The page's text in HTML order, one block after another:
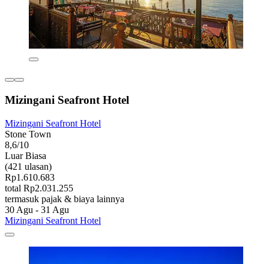
Mizingani Seafront Hotel
Mizingani Seafront Hotel
Stone Town
8,6/10
Luar Biasa
(421 ulasan)
Rp1.610.683
total Rp2.031.255
termasuk pajak & biaya lainnya
30 Agu - 31 Agu
Mizingani Seafront Hotel